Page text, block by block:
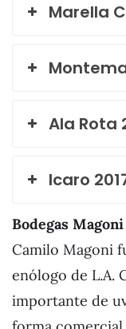
Marella
Ala Rota
Icaro
Bodegas Magoni
Camilo Magoni
enólogo de L.A.
importante de